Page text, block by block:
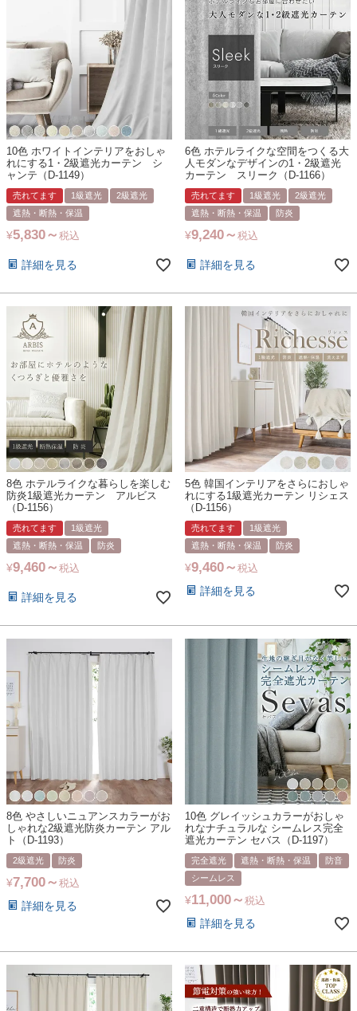
10色 ホワイトインテリアをおしゃ
れにする1・2級遮光カーテン シ
ャンテ（D-1149）
売れてます 1級遮光
2級遮光
遮熱・断熱・保温
¥5,830 税込
詳細を見る
6色 ホテルライクな空間をつくる大
人モダンなデザインの1・2級遮光
カーテン スリーク（D-1166）
売れてます 1級遮光
2級遮光
遮熱・断熱・保温
防炎
¥9,240 税込
詳細を見る
8色 ホテルライクな暮らしを楽しむ
防炎1級遮光カーテン アルビス
（D-1156）
売れてます
1級遮光
遮熱・断熱・保温
防炎
¥9,460 税込
詳細を見る
5色 韓国インテリアをさらにおしゃ
れにする1級遮光カーテン リシェス
（D-1156）
売れてます
1級遮光
遮熱・断熱・保温
防炎
¥9,460 税込
詳細を見る
8色 やさしいニュアンスカラーがお
しゃれな2級遮光防炎カーテン アル
ト（D-1193）
2級遮光 防炎
¥7,700 税込
詳細を見る
10色 グレイッシュカラーがおしゃ
れなナチュラルな シームレス完全
遮光カーテン セバス（D-1197）
完全遮光 遮熱・断熱・保温
防音
シームレス
¥11,000 税込
詳細を見る